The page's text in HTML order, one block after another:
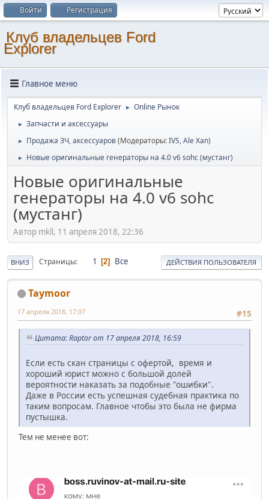
Войти Регистрация
Клуб владельцев Ford
Explorer
Главное меню
Клуб владельцев Ford Explorer ► Online Рынок
► Запчасти и аксессуары
► Продажа ЗЧ, аксессуаров(Модераторы:IVS,Ale Xan)
► Новые оригинальные генераторы на 4.0 v6 sohc (мустанг)
Новые оригинальные
генераторы на 4.0 v6 sohc
(мустанг)
Автор mkll, 11 апреля 2018, 22:36
ВНИЗ Страницы 1 2 Все ДЕЙСТВИЯ ПОЛЬЗОВАТЕЛЯ
Taymoor
#15
17 апреля 2018, 17:07
Цитата: Raptor от 17 апреля 2018, 16:59
Если есть скан страницы с офертой, время и
хороший юрист можно с большой долей
вероятности наказать за подобные "ошибки".
Даже в России есть успешная судебная практика по
таким вопросам. Главное чтобы это была не фирма
пустышка.
Тем не менее вот: